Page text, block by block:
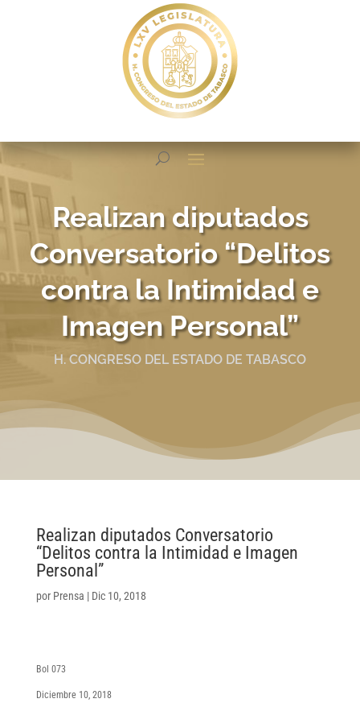
Realizan diputados
Conversatorio “Delitos
contra la Intimidad e
Imagen Personal”
H. CONGRESO DEL ESTADO DE TABASCO
Realizan diputados Conversatorio
“Delitos contra la Intimidad e Imagen
Personal”
por Prensa | Dic 10, 2018
Bol 073
Diciembre 10, 2018